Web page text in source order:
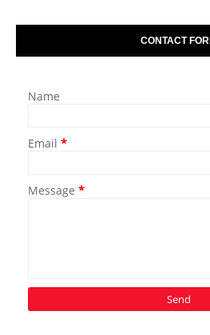
CONTACT
Name
Email *
Message *